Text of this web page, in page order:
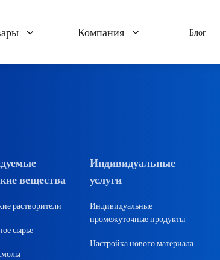
Резиновые добавки
Огнестойкий
Компания
Логистика
Блог
вещества
растворители
сырье
Индивидуальные
услуги
Индивидуальные
промежуточные продукты
Настройка нового материала